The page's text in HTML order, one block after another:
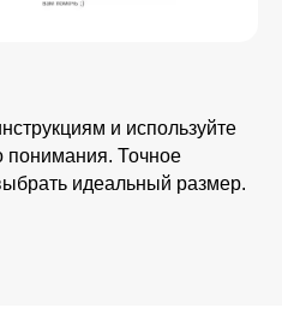
и используйте
понимания. Точное
идеальный размер.